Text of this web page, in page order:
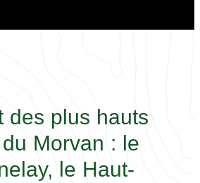
des plus hauts
Morvan : le
le Haut-